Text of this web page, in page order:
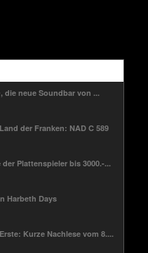
die neue Soundbar von ...
der Franken: NAD C 589
Plattenspieler bis 3000.-...
Harbeth Days
Kurze Nachlese vom 8....